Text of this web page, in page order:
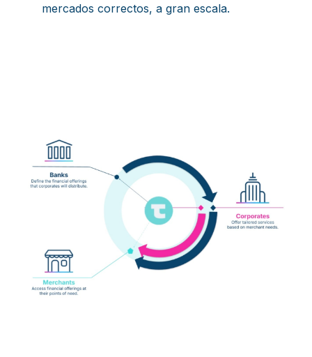
mercados correctos, a gran escala.